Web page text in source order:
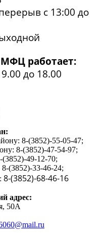
с 13:00 до
работает:
до 18.00
8-(3852)-55-05-47;
8-(3852)-47-54-97;
49-12-70;
(3852)-33-46-24;
8-(3852)-68-46-16
адрес:
50А